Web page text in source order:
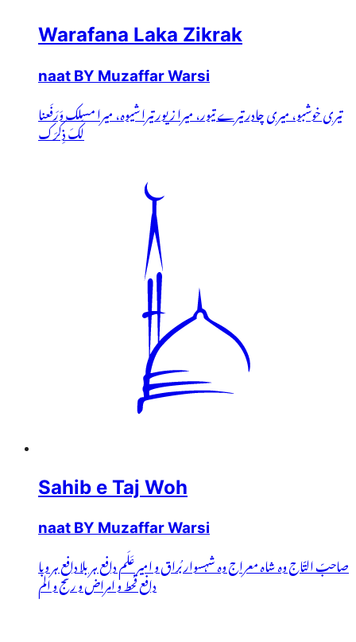
Warafana Laka Zikrak
naat BY Muzaffar Warsi
تیری خوشبو، میری چادر تیرے تیور، میرا زیور تیرا شیوہ، میرا مسلک وَرَفَعنا
لَکَ ذِکرَک
Sahib e Taj Woh
naat BY Muzaffar Warsi
صاحبّ التّاج وہ شاہ معراج وہ شہسوار بُراق و امیر عَلَم دافع ہر بلا دافعِ ہر وبا
دافع قحط و امراض و رنج و الم